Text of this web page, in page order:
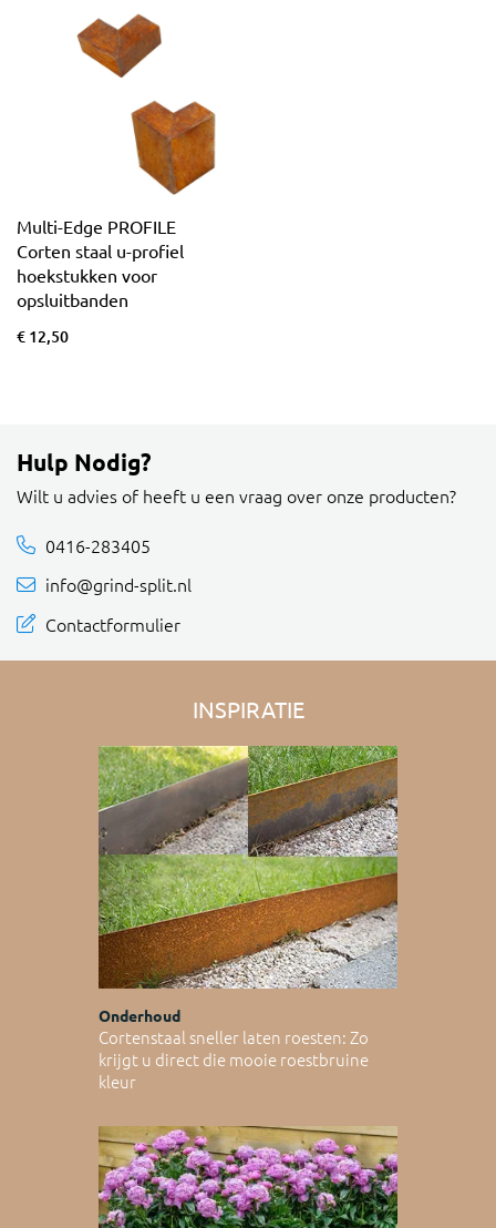
Multi-Edge PROFILE
Corten staal u-profiel
hoekstukken voor
opsluitbanden
€ 12,50
Hulp Nodig?
Wilt u advies of heeft u een vraag over onze producten?
0416-283405
info@grind-split.nl
Contactformulier
INSPIRATIE
Onderhoud
Cortenstaal sneller laten roesten: Zo
krijgt u direct die mooie roestbruine
kleur